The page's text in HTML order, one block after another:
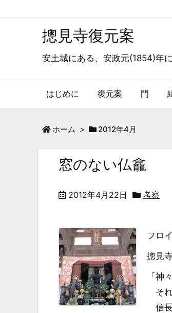
摠見寺復元案
安土城にある、安政元(1854)
はじめに 復元案 門
ホーム > 2012年4月
窓のない仏龕
2012年4月22日 考察
フロ
摠見
「神
それ
信長